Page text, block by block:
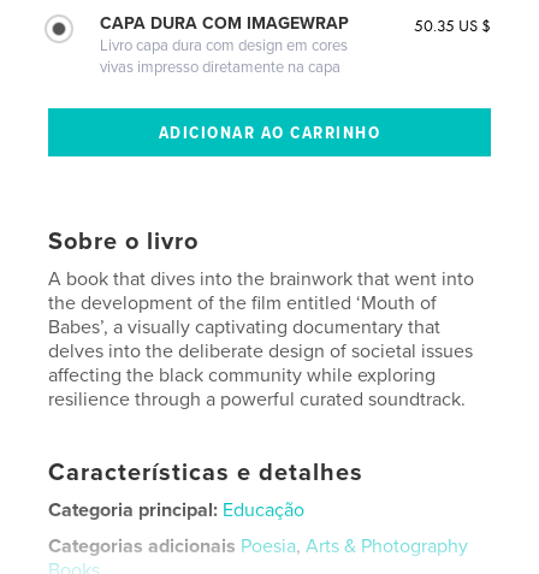
CAPA DURA COM IMAGEWRAP
Livro capa dura com design em cores
vivas impresso diretamente na capa
50.35 US $
Sobre o livro
A book that dives into the brainwork that went into
the development of the film entitled ‘Mouth of
Babes’, a visually captivating documentary that
delves into the deliberate design of societal issues
affecting the black community while exploring
resilience through a powerful curated soundtrack.
Características e detalhes
Categoria principal: Educação
Categorias adicionais Poesia,Arts & Photography